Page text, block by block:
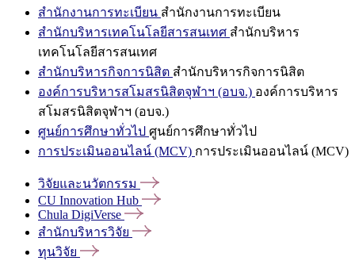
สำนักงานการทะเบียน สำนักงานการทะเบียน
สำนักบริหารเทคโนโลยีสารสนเทศ สำนักบริหาร
เทคโนโลยีสารสนเทศ
สำนักบริหารกิจการนิสิต สำนักบริหารกิจการนิสิต
องค์การบริหารสโมสรนิสิตจุฬาฯ (อบจ.) องค์การบริหาร
สโมสรนิสิตจุฬาฯ (อบจ.)
ศูนย์การศึกษาทั่วไป ศูนย์การศึกษาทั่วไป
การประเมินออนไลน์ (MCV) การประเมินออนไลน์ (MCV)
วิจัยและนวัตกรรม
CU Innovation Hub
Chula DigiVerse
สำนักบริหารวิจัย
ทุนวิจัย